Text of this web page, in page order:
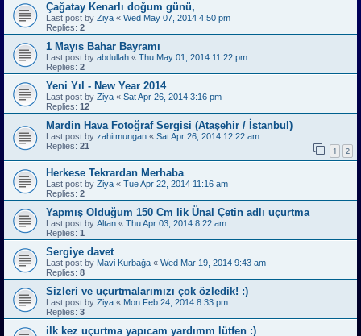
Çağatay Kenarlı doğum günü,
Last post by Ziya « Wed May 07, 2014 4:50 pm
Replies: 2
1 Mayıs Bahar Bayramı
Last post by abdullah « Thu May 01, 2014 11:22 pm
Replies: 2
Yeni Yıl - New Year 2014
Last post by Ziya « Sat Apr 26, 2014 3:16 pm
Replies: 12
Mardin Hava Fotoğraf Sergisi (Ataşehir / İstanbul)
Last post by zahitmungan « Sat Apr 26, 2014 12:22 am
Replies: 21 1 2
Herkese Tekrardan Merhaba
Last post by Ziya « Tue Apr 22, 2014 11:16 am
Replies: 2
Yapmış Olduğum 150 Cm lik Ünal Çetin adlı uçurtma
Last post by Altan « Thu Apr 03, 2014 8:22 am
Replies: 1
Sergiye davet
Last post by Mavi Kurbağa « Wed Mar 19, 2014 9:43 am
Replies: 8
Sizleri ve uçurtmalarımızı çok özledik! :)
Last post by Ziya « Mon Feb 24, 2014 8:33 pm
Replies: 3
ilk kez uçurtma yapıcam yardımm lütfen :)